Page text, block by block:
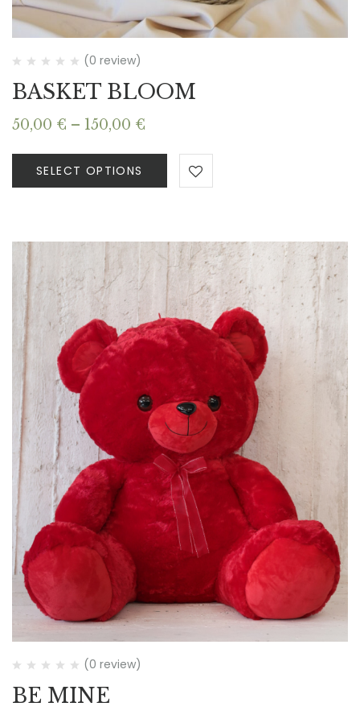
(0 review)
BASKET BLOOM
50,00 € – 150,00 €
50,00 €
through
SELECT OPTIONS
(0 review)
BE MINE